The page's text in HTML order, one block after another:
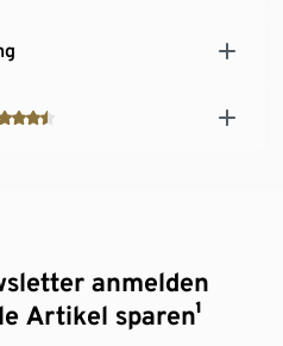
anmelden
Artikel sparen¹